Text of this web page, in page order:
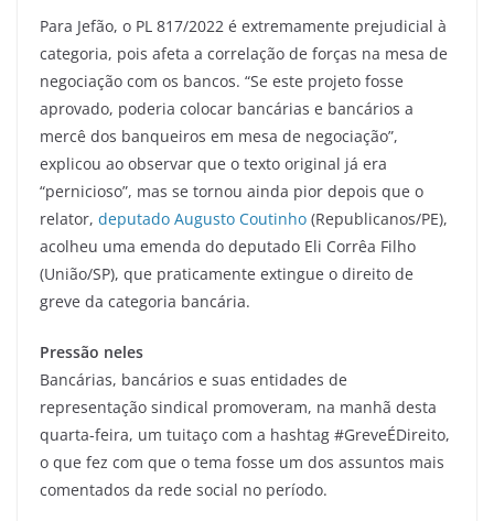
Para Jefão, o PL 817/2022 é extremamente prejudicial à
categoria, pois afeta a correlação de forças na mesa de
negociação com os bancos. “Se este projeto fosse
aprovado, poderia colocar bancárias e bancários a
mercê dos banqueiros em mesa de negociação”,
explicou ao observar que o texto original já era
“pernicioso”, mas se tornou ainda pior depois que o
relator, deputado Augusto Coutinho (Republicanos/PE),
acolheu uma emenda do deputado Eli Corrêa Filho
(União/SP), que praticamente extingue o direito de
greve da categoria bancária.
Pressão neles
Bancárias, bancários e suas entidades de
representação sindical promoveram, na manhã desta
quarta-feira, um tuitaço com a hashtag #GreveÉDireito,
o que fez com que o tema fosse um dos assuntos mais
comentados da rede social no período.